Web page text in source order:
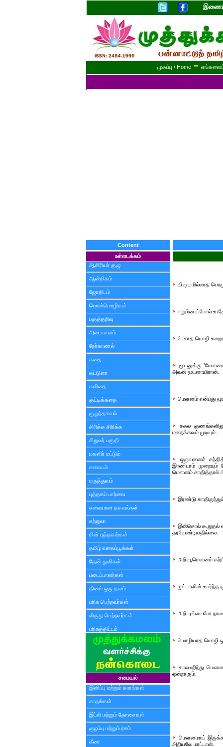
முகப்பு / Home ** எங்களைப்
Content
உள்ளடக்கம்
ஆசிரியர் குழு
ஆன்மிகம்
ஜோதிடம்
பொன்மொழிகள்
பகுத்தறிவு
அடையாளம்
நேர்காணல்
கதை
கட்டுரை
கவிதை
குட்டிக்கதை
குறுந்தகவல்
சிரிக்க சிரிக்க
சிறுவர் பகுதி
மகளிர் மட்டும்
சமையல்
மருத்துவம்
புத்தகப் பார்வை
சுவையான தகவல்கள்
சுற்றுலா
மின் புத்தகங்கள்
தமிழ் வலைப்பூக்கள்
தேன் துளிகள்
படைப்பாளர்கள்
தினம் ஒரு தளம்
பரிசு பெற்றவர்கள்
விருது பெற்றவர்கள்
பரிசுத்திட்டம்
சமையல்
இனிப்பு மற்றும் காரங்கள்
சாதங்கள்
இட்லி மற்றும் தோசைகள்
குழம்பு மற்றும் ரசம்
கீரை
விஷயமில்லாத
எறும்பைப்போல்
பேசாத மொழி
மூடனுக்கு
அவன் மூடனாயிரான்.
மெளனம் என்பது
சகல
மறைக்கவும் முடியும்.
ஒருவனைச்
இரண்டாம் முறையும்
மெளனம் சாதித்தால்
இரண்டு
இன்சொல் கூறுதல்
தரவேண்டியதில்லை.
அறிவு,மெளனம்
முட்டாளின்
அறிவுள்ளவனே
மொழியாத மொழி
காலமறிந்து
ஒன்றாகும்.
மெளனமாய்
அறியவே மாட்டான்.